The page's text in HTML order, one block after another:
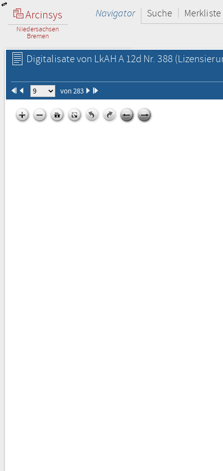
Arcinsys
Niedersachsen
Bremen
Navigator Suche Merkliste
Digitalisate von LkAH A 12d Nr. 388
von 283